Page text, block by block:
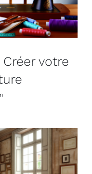
votre